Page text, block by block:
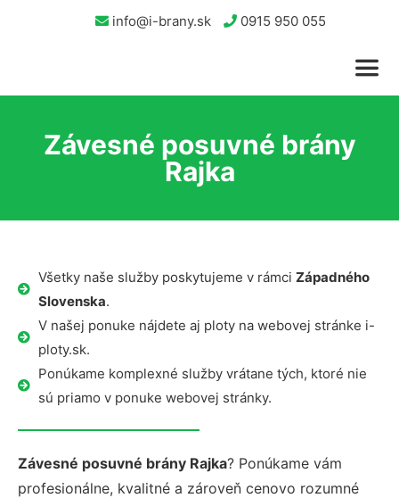
info@i-brany.sk 0915 950 055
Závesné posuvné brány
Rajka
Všetky naše služby poskytujeme v rámci Západného
Slovenska.
V našej ponuke nájdete aj ploty na webovej stránke i-
ploty.sk.
Ponúkame komplexné služby vrátane tých, ktoré nie
sú priamo v ponuke webovej stránky.
Závesné posuvné brány Rajka? Ponúkame vám
profesionálne, kvalitné a zároveň cenovo rozumné